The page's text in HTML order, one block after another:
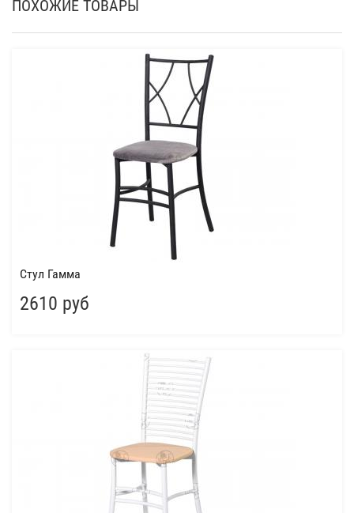
ПОХОЖИЕ ТОВАРЫ
Стул Гамма
2610 руб